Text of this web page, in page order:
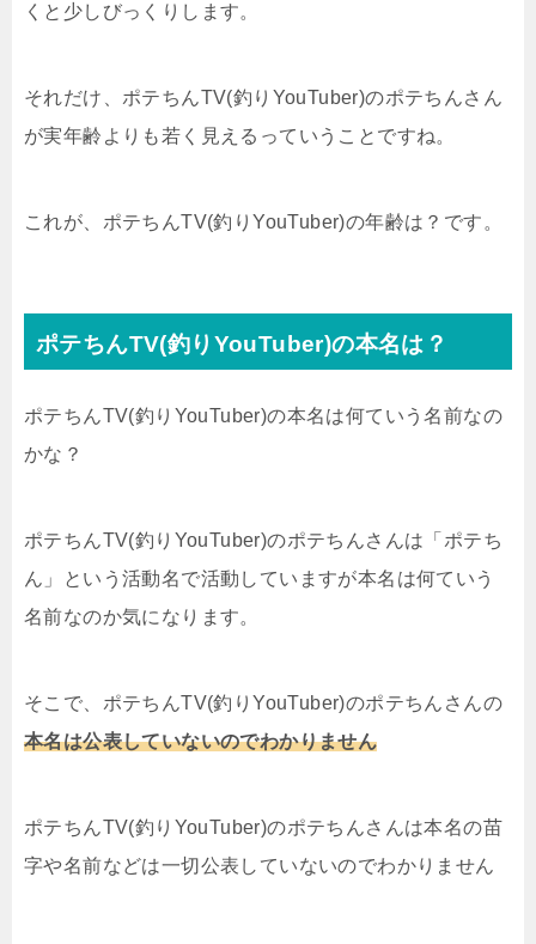
くと少しびっくりします。
それだけ、ポテちんTV(釣りYouTuber)のポテちんさん
が実年齢よりも若く見えるっていうことですね。
これが、ポテちんTV(釣りYouTuber)の年齢は？です。
ポテちんTV(釣りYouTuber)の本名は？
ポテちんTV(釣りYouTuber)の本名は何ていう名前なの
かな？
ポテちんTV(釣りYouTuber)のポテちんさんは「ポテち
ん」という活動名で活動していますが本名は何ていう
名前なのか気になります。
そこで、ポテちんTV(釣りYouTuber)のポテちんさんの
本名は公表していないのでわかりません
ポテちんTV(釣りYouTuber)のポテちんさんは本名の苗
字や名前などは一切公表していないのでわかりません